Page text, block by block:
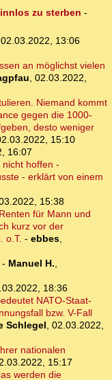
zu sterben -
02.03.2022, 13:06
an möglichst vielen
, 02.03.2022,
Niemand kommt
gegen die 1000-
desto weniger
15:10
16:07
hoffen -
- erklärt von einem
15:38
für Mann und
kurz vor der
o.T. - ebbes,
- Manuel H.,
18:36
NATO-Staat-
bzw. V-Fall
Schlegel, 02.03.2022,
nationalen
15:17
werden die